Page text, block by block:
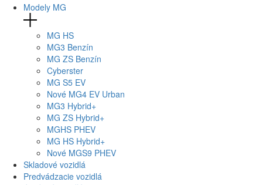
Modely MG
MG HS
MG3 Benzín
MG ZS Benzín
Cyberster
MG S5 EV
Nové MG4 EV Urban
MG3 Hybrid+
MG ZS Hybrid+
MGHS PHEV
MG HS Hybrid+
Nové MGS9 PHEV
Skladové vozidlá
Predvádzacie vozidlá